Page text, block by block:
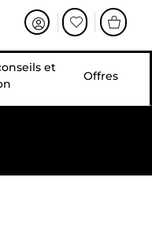
et
Offres